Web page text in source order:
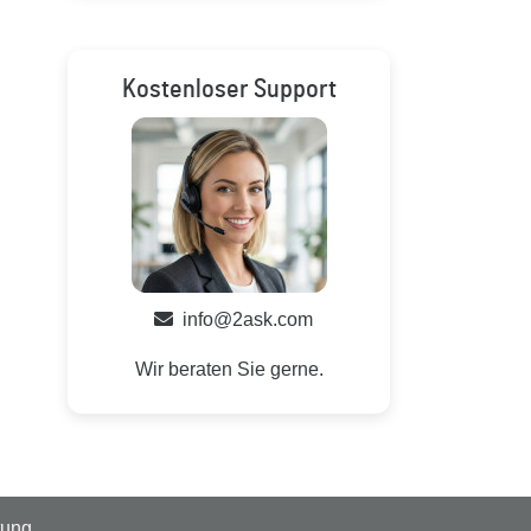
Kostenloser Support
info@2ask.com
Wir beraten Sie gerne.